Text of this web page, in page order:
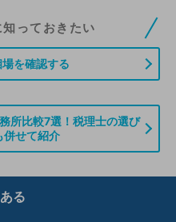
だくと、貴事務所の情報を編集し
をお探しの方との接点をご提供す
内はこちら
っておきたい
を確認する
所比較7選！税理士の選び
併せて紹介
る